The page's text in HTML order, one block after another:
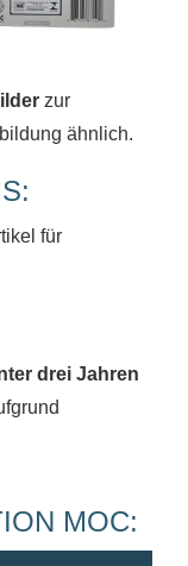
zur
ähnlich.
für
drei Jahren
MOC: